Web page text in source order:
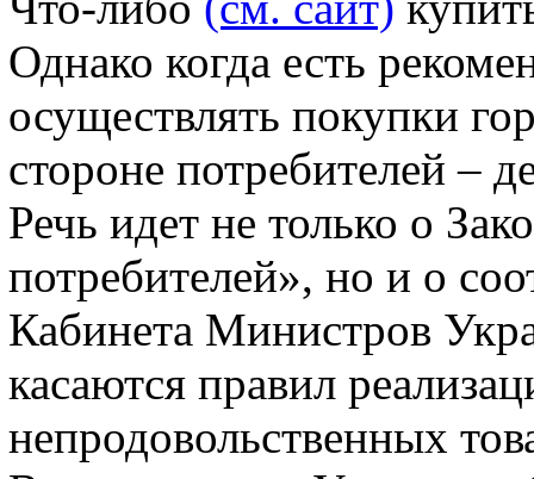
Однако когда есть
осуществлять покупки
стороне потребителей –
Речь идет не только о
потребителей», но и о
Кабинета Министров
касаются правил
непродовольственных